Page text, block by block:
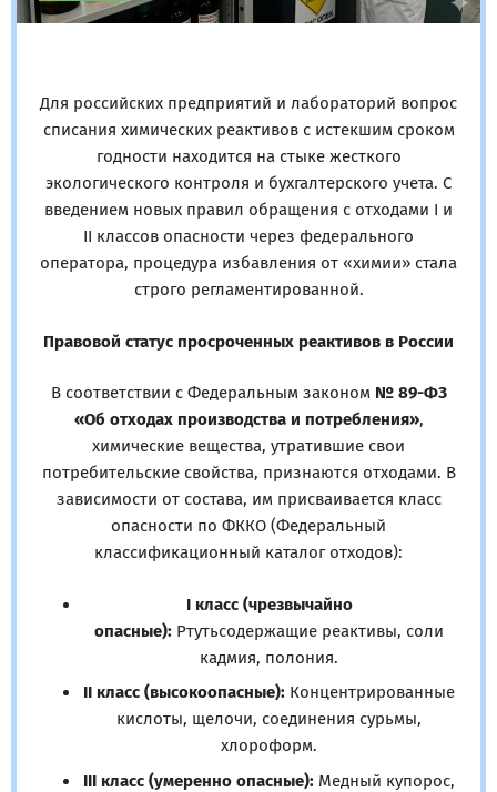
Для российских предприятий и лабораторий вопрос
списания химических реактивов с истекшим сроком
годности находится на стыке жесткого
экологического контроля и бухгалтерского учета. С
введением новых правил обращения с отходами I и
II классов опасности через федерального
оператора, процедура избавления от «химии» стала
строго регламентированной.
Правовой статус просроченных реактивов в России
В соответствии с Федеральным законом № 89-ФЗ
«Об отходах производства и потребления»,
химические вещества, утратившие свои
потребительские свойства, признаются отходами. В
зависимости от состава, им присваивается класс
опасности по ФККО (Федеральный
классификационный каталог отходов):
I класс (чрезвычайно
опасные): Ртутьсодержащие реактивы, соли
кадмия, полония.
II класс (высокоопасные): Концентрированные
кислоты, щелочи, соединения сурьмы,
хлороформ.
III класс (умеренно опасные): Медный купорос,